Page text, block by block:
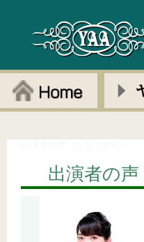
出演者の声